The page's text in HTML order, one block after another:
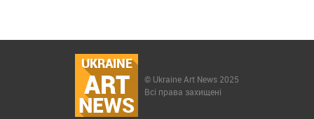
UKRAINE
ART
NEWS
© Ukraine Art News 2025
Всі права захищені